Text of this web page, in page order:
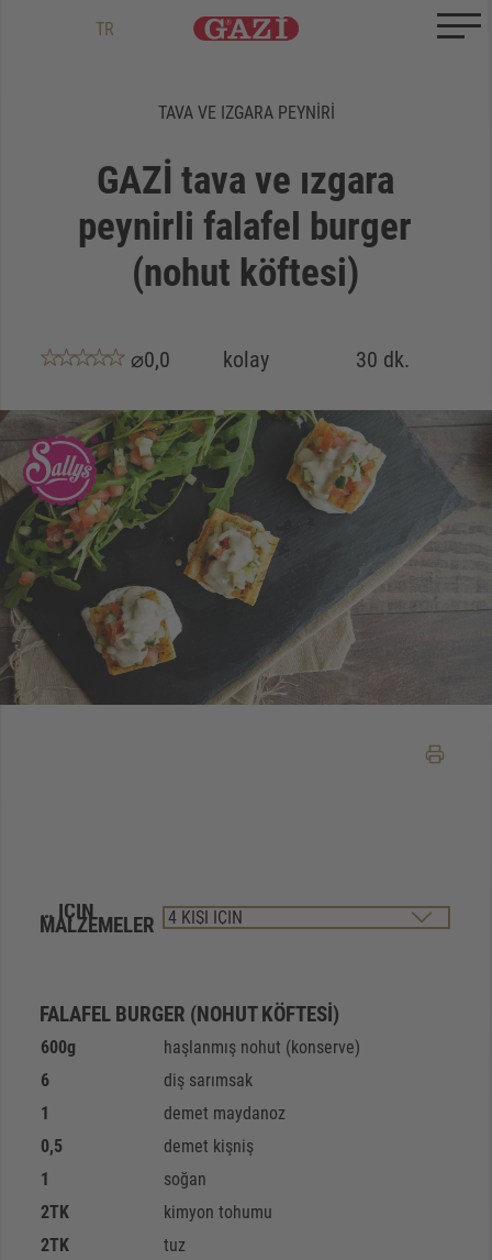
TR
TAVA VE IZGARA PEYNIRI
GAZİ tava ve ızgara
peynirli falafel burger
(nohut köftesi)
⌀0,0 kolay 30 dk.
… IÇIN
MALZEMELER
FALAFEL BURGER (NOHUT KÖFTESİ)
600g
haşlanmış nohut (konserve)
6
diş sarımsak
1
demet maydanoz
0,5
demet kişniş
1
soğan
2TK
kimyon tohumu
2TK
tuz